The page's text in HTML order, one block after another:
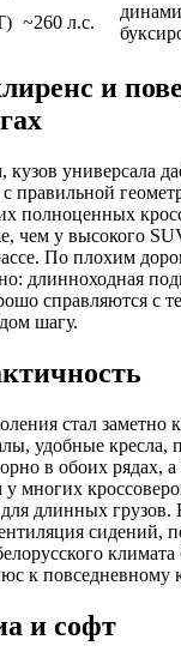
~260 л.с.
и
кузов универсала
правильной
полноценных
чем у высокого
По плохим
длинноходная
справляются с
шагу.
стал заметно
удобные кресла,
в обоих рядах,
у многих
длинных
сидений,
к повседневному
и софт